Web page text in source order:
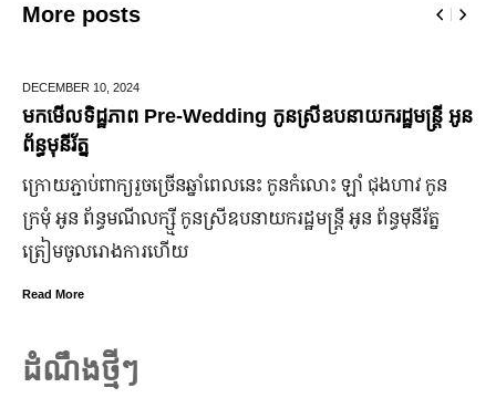
More posts
JUNE 25,2024
មកដឹងប្រាក់ចំណេញសុទ្ធរបស់ក្រុមហ៊ុន Ford ពីឆ្នាំ២០១០ ដល់
ឆ្នាំ២០២៤
ក្រុមហ៊ុន Ford Motor ទទួលប្រាក់ចំណេញសរុបប្រចាំឆ្នាំមានការកើន
ឡើង បើទោះបីវិបត្តិសេដ្ឋកិច្ចពិភពលោកមិនទាន់មានស្ថានភាពល្អ
ប្រសើរ។
Read More
ដំណឹងថ្មីៗ